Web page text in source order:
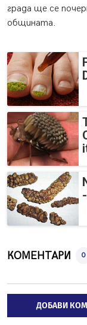
града ще се
общината.
КОМЕНТАРИ 0
ДОБАВИ